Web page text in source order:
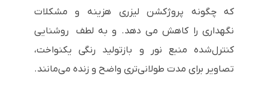
که چگونه پروژکشن لیزری هزینه و مشکلات
نگهداری را کاهش می دهد. و به لطف روشنایی
کنترل‌شده منبع نور و بازتولید رنگی یکنواخت،
تصاویر برای مدت طولانی‌تری واضح و زنده می‌مانند.